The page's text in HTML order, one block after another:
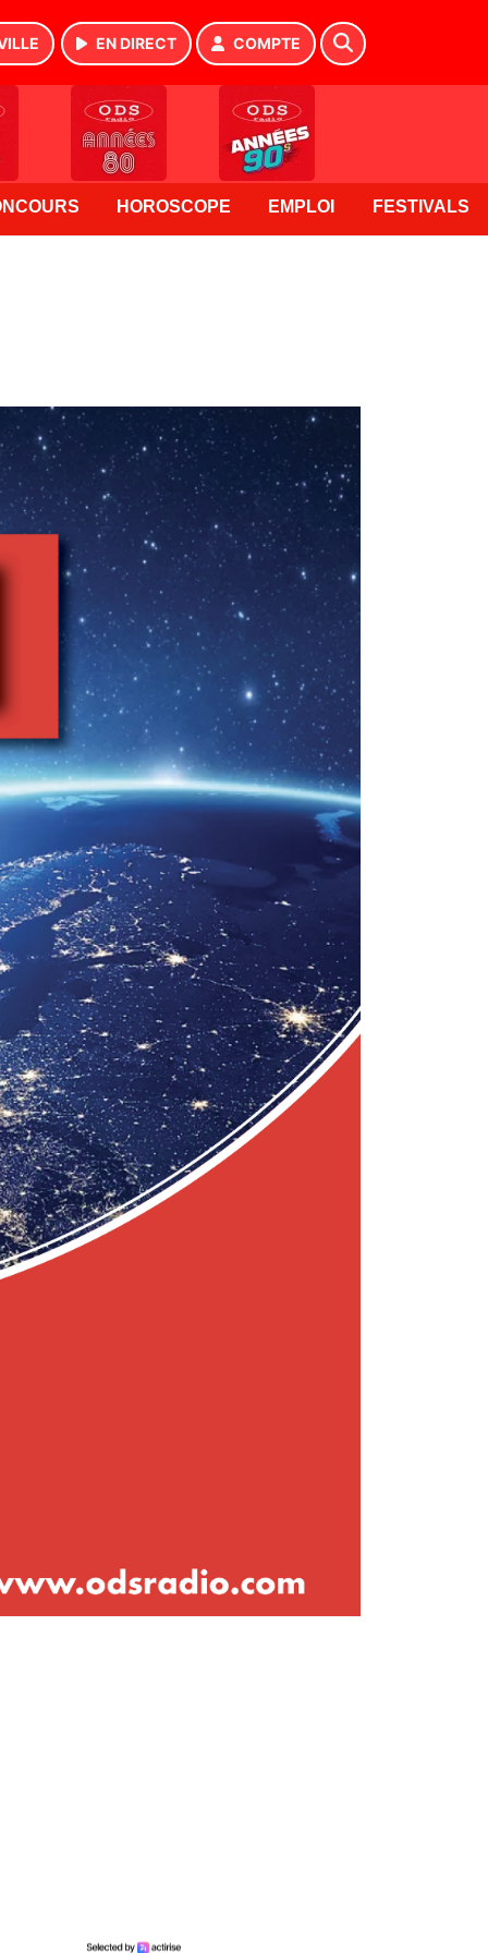
EN DIRECT COMPTE
HOROSCOPE EMPLOI FESTIVALS